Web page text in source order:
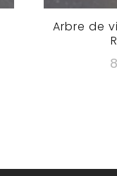
Arbre de